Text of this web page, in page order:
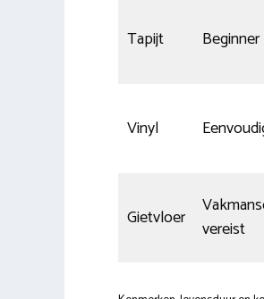
Tapijt Beginner
Vinyl
Gietvloer
vereist